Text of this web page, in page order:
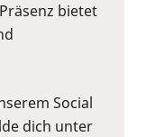
bietet
Social
dich unter